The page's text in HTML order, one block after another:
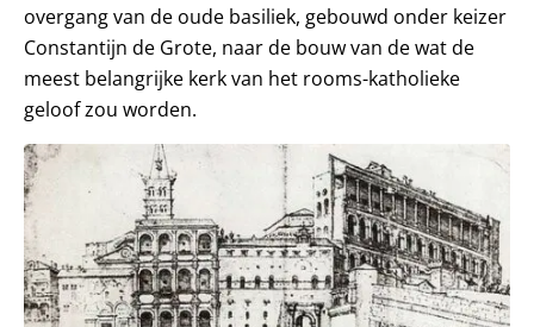
overgang van de oude basiliek, gebouwd onder keizer
Constantijn de Grote, naar de bouw van de wat de
meest belangrijke kerk van het rooms-katholieke
geloof zou worden.